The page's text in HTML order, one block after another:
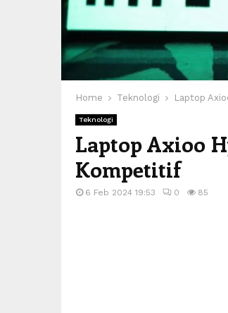
Home Teknologi Laptop
Teknologi
Laptop Axioo
Kompetitif
6 Feb 2024 19:53 0 85